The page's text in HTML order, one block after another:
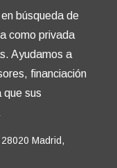
búsqueda de
como privada
Ayudamos a
financiación
que sus
Madrid,